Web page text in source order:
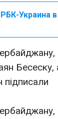
РБК-Украина в
Бесеску,